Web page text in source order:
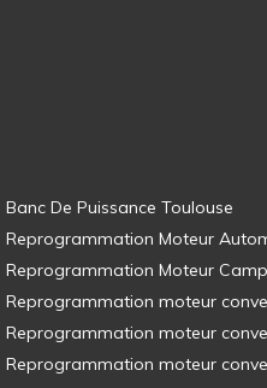
Banc De Puissance Toulouse
Reprogrammation Moteur
Reprogrammation Moteur
Reprogrammation moteur
Reprogrammation moteur
Reprogrammation moteur